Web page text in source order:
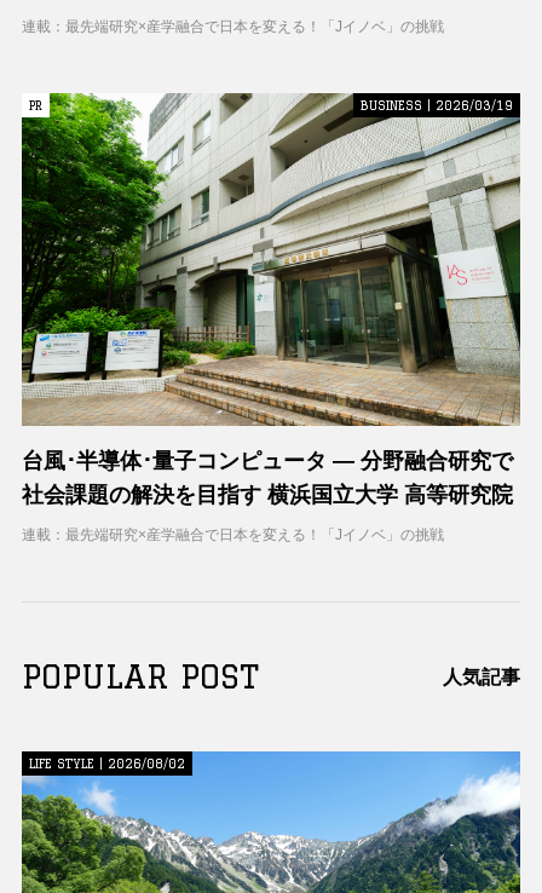
ティブコラボレーションセンター（CCC）
連載：最先端研究×産学融合で日本を変える！「Jイノベ」の挑戦
PR
PR BUSINESS | 2026/03/19
台風･半導体･量子コンピュータ ― 分野融合研究で
社会課題の解決を目指す 横浜国立大学 高等研究院
連載：最先端研究×産学融合で日本を変える！「Jイノベ」の挑戦
POPULAR POST 人気記事
LIFE STYLE | 2026/08/02